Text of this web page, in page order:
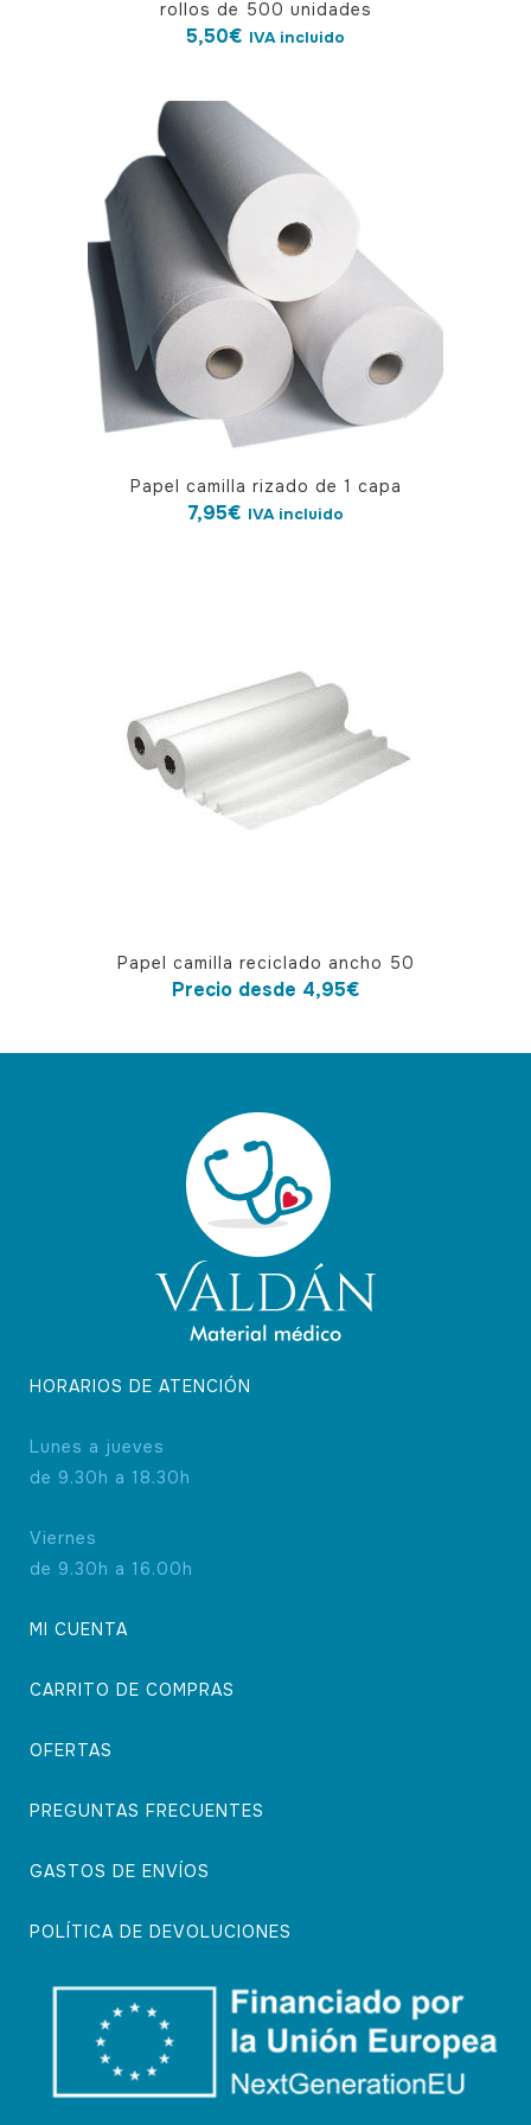
rollos de 500 unidades
5,50€ IVA incluido
Papel camilla rizado de 1 capa
7,95€ IVA incluido
producto
producto
Papel camilla reciclado ancho 50
Precio desde 4,95€
HORARIOS DE ATENCIÓN
Lunes a jueves
de 9.30h a 18.30h
Viernes
de 9.30h a 16.00h
MI CUENTA
CARRITO DE COMPRAS
OFERTAS
PREGUNTAS FRECUENTES
GASTOS DE ENVÍOS
POLÍTICA DE DEVOLUCIONES